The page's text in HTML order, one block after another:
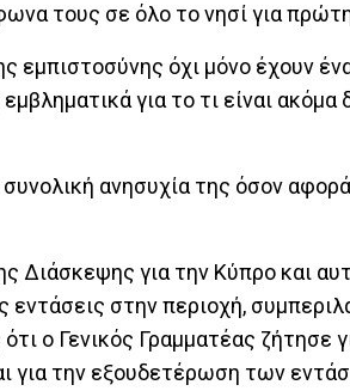
τους σε όλο το νησί για
εμπιστοσύνης όχι μόνο έχουν
για το τι είναι ακόμα
ανησυχία της όσον
Διάσκεψης για την Κύπρο και
εντάσεις στην περιοχή,
ο Γενικός Γραμματέας ζήτησε
για την εξουδετέρωση των